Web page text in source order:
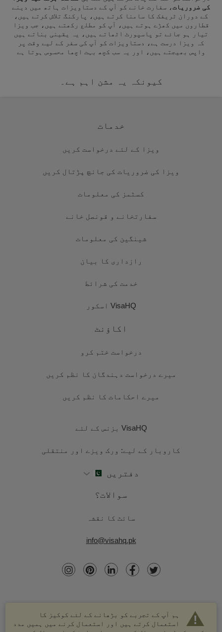
کی ضروریات، سفارت خانے کو آپ کے دستاویزات ہاتھ میں دینے
کے دوران ٹریفک کا سامنا کرتے ہیں، پارکنگ تلاش کرتے ہیں،
قطاروں میں کھڑے ہوتے ہیں، آپ کو مطلع رکھتے ہیں، جب ویزا
تیار ہو جائے تو پاسپورٹ اٹھاتے ہیں، یہ یقینی بناتے ہیں
کہ ویزا درست ہے، دستاویزات کو آپ کی سفر کے لیے وقت پر
واپس بھیجتے ہیں، اور یہ سب کچھ بہت اچھا محسوس ہوتا ہے
کیونکہ یہ مشن اہم ہے۔
ہم آپ کے تجربے کو بڑھانے کے لئے کوکیز کا
استعمال کرتے ہیں اور استعمال کرنے میں ہمیں مدد
خدمات
ویزا کے لئے درخواست کریں
ویزا کی ضروریات کی جانچ پڑتال کریں
کسٹمز کی معلومات
سفارتخانے و قونصل خانے
شینگین کی معلومات
رازداری کا بیان
خدمت کی شرائط
VisaHQ اسکور
اکاؤنٹ
درخواست ختم کرو
میرے درخواست دہندگان کا نظم کریں
میرے احکامات کا نظم کریں
VisaHQ بزنس کے لئے
کاروبار کے لیے: ورک ویزے اور منتقلی
دفتریں
سوالات؟
سائٹ کا نقشہ
info@visahq.pk